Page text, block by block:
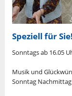
Speziell für Sie!
Sonntags ab 16.05
Musik und
Sonntag Nachmittag